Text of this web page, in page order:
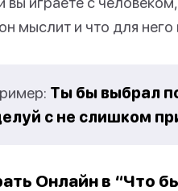
мыслит и что для
Ты бы выбрал
с не слишком
Онлайн в “Что